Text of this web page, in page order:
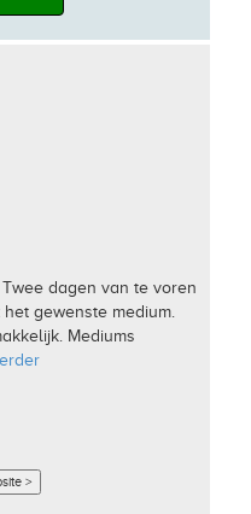
dagen van te voren
gewenste medium.
Mediums
>